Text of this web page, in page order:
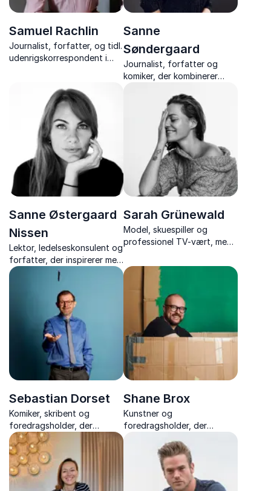
Samuel Rachlin
Journalist, forfatter, og tidl.
udenrigskorrespondent i
fascinerende indblik i politik,
medier og verdenshistorie.
Sanne
Søndergaard
Journalist, forfatter og
komiker, der kombinerer
foredrag om kønsroller,
angst, mobning og
fællesskab.
Sanne Østergaard
Nissen
Lektor, ledelseskonsulent og
forfatter, der inspirerer med
stærke foredrag om trivsel,
perfektionisme og
personligt lederskab – med
varme, indsigt og nærvær.
Sarah Grünewald
Model, skuespiller og
professionel TV-vært, med
smittende godt humør.
Sebastian Dorset
Komiker, skribent og
foredragsholder, der
forener humor med ærlige
fortællinger om livet og
mentale udfordringer.
Shane Brox
Kunstner og
foredragsholder, der
fortællinger om kreativitet,
mod og at turde slippe
perfektionismen.